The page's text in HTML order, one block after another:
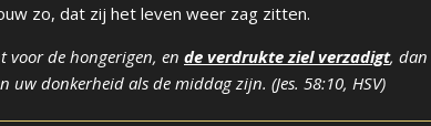
zo, dat zij het leven weer zag zitten.
de hongerigen, en de verdrukte ziel verzadigt,
uw donkerheid als de middag zijn. (Jes. 58:10, HSV)